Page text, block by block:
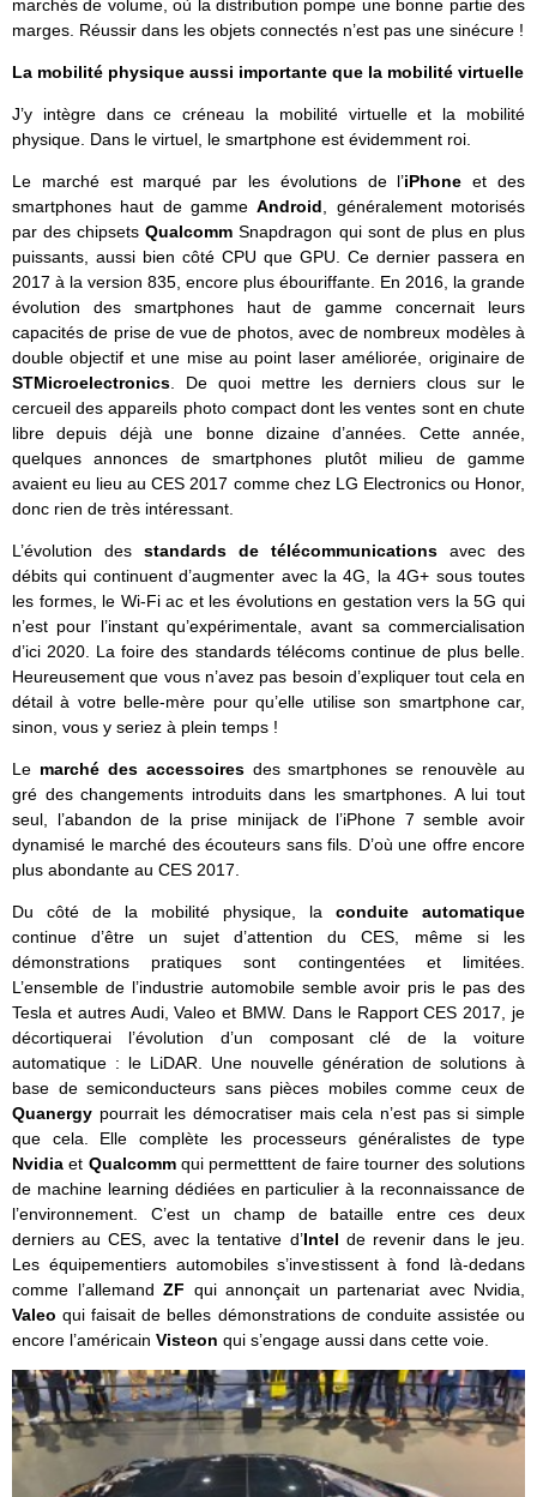
marchés de volume, où la distribution pompe une bonne partie des
marges. Réussir dans les objets connectés n’est pas une sinécure !
La mobilité physique aussi importante que la mobilité virtuelle
J’y intègre dans ce créneau la mobilité virtuelle et la mobilité
physique. Dans le virtuel, le smartphone est évidemment roi.
Le marché est marqué par les évolutions de l’iPhone et des
smartphones haut de gammeAndroid , généralement motorisés
par des chipsetsQualcomm Snapdragon qui sont de plus en plus
puissants, aussi bien côté CPU que GPU. Ce dernier passera en
2017 à la version 835, encore plus ébouriffante. En 2016, la grande
évolution des smartphones haut de gamme concernait leurs
capacités de prise de vue de photos, avec de nombreux modèles à
double objectif et une mise au point laser améliorée, originaire de
STMicroelectronics . De quoi mettre les derniers clous sur le
cercueil des appareils photo compact dont les ventes sont en chute
libre depuis déjà une bonne dizaine d’années. Cette année,
quelques annonces de smartphones plutôt milieu de gamme
avaient eu lieu au CES 2017 comme chez LG Electronics ou Honor,
donc rien de très intéressant.
L’évolution des standards de télécommunications avec des
débits qui continuent d’augmenter avec la 4G, la 4G+ sous toutes
les formes, le Wi-Fi ac et les évolutions en gestation vers la 5G qui
n’est pour l’instant qu’expérimentale, avant sa commercialisation
d’ici 2020. La foire des standards télécoms continue de plus belle.
Heureusement que vous n’avez pas besoin d’expliquer tout cela en
détail à votre belle-mère pour qu’elle utilise son smartphone car,
sinon, vous y seriez à plein temps !
Le marché des accessoiresdes smartphones se renouvèle au
gré des changements introduits dans les smartphones. A lui tout
seul, l’abandon de la prise minijack de l’iPhone 7 semble avoir
dynamisé le marché des écouteurs sans fils. D’où une offre encore
plus abondante au CES 2017.
Du côté de la mobilité physique, la conduite automatique
continue d’être un sujet d’attention du CES, même si les
démonstrations pratiques sont contingentées et limitées.
L’ensemble de l’industrie automobile semble avoir pris le pas des
Tesla et autres Audi, Valeo et BMW. Dans le Rapport CES 2017, je
décortiquerai l’évolution d’un composant clé de la voiture
automatique : le LiDAR. Une nouvelle génération de solutions à
base de semiconducteurs sans pièces mobiles comme ceux de
Quanergy pourrait les démocratiser mais cela n’est pas si simple
que cela. Elle complète les processeurs généralistes de type
Nvidia et Qualcommqui permetttent de faire tourner des solutions
de machine learning dédiées en particulier à la reconnaissance de
l’environnement. C’est un champ de bataille entre ces deux
derniers au CES, avec la tentative d’Intel de revenir dans le jeu.
Les équipementiers automobiles s’investissent à fond là-dedans
comme l’allemand ZF qui annonçait un partenariat avec Nvidia,
Valeo qui faisait de belles démonstrations de conduite assistée ou
encore l’américain Visteon qui s’engage aussi dans cette voie.